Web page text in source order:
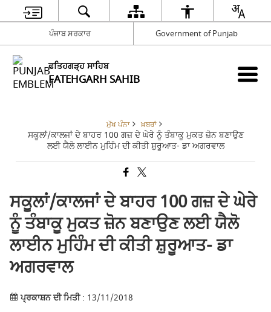
ਪੰਜਾਬ ਸਰਕਾਰ Government of Punjab
ਫਤਿਹਗੜ੍ਹ ਸਾਹਿਬ
FATEHGARH SAHIB
ਮੁੱਖ ਪੰਨਾ ਖ਼ਬਰਾਂ
ਸਕੂਲਾਂ/ਕਾਲਜਾਂ ਦੇ ਬਾਹਰ 100 ਗਜ਼ ਦੇ ਘੇਰੇ ਨੂੰ ਤੰਬਾਕੂ ਮੁਕਤ ਜ਼ੋਨ ਬਣਾਉਣ
ਲਈ ਯੈਲੋ ਲਾਈਨ ਮੁਹਿੰਮ ਦੀ ਕੀਤੀ ਸ਼ੁਰੂਆਤ- ਡਾ ਅਗਰਵਾਲ
ਸਕੂਲਾਂ/ਕਾਲਜਾਂ ਦੇ ਬਾਹਰ 100 ਗਜ਼ ਦੇ ਘੇਰੇ
ਨੂੰ ਤੰਬਾਕੂ ਮੁਕਤ ਜ਼ੋਨ ਬਣਾਉਣ ਲਈ ਯੈਲੋ
ਲਾਈਨ ਮੁਹਿੰਮ ਦੀ ਕੀਤੀ ਸ਼ੁਰੂਆਤ- ਡਾ
ਅਗਰਵਾਲ
ਪ੍ਰਕਾਸ਼ਨ ਦੀ ਮਿਤੀ: 13/11/2018